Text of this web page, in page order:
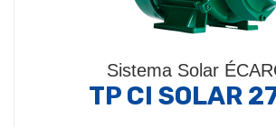
Sistema Solar
TP CI SOLAR